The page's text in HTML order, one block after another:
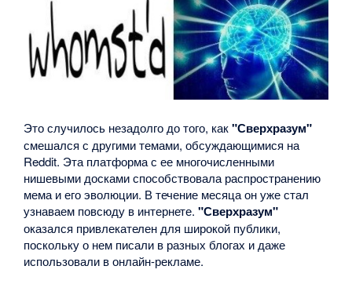
Это случилось незадолго до того, как"Сверхразум"
смешался с другими темами, обсуждающимися на
Reddit. Эта платформа с ее многочисленными
нишевыми досками способствовала распространению
мема и его эволюции. В течение месяца он уже стал
узнаваем повсюду в интернете."Сверхразум"
оказался привлекателен для широкой публики,
поскольку о нем писали в разных блогах и даже
использовали в онлайн-рекламе.